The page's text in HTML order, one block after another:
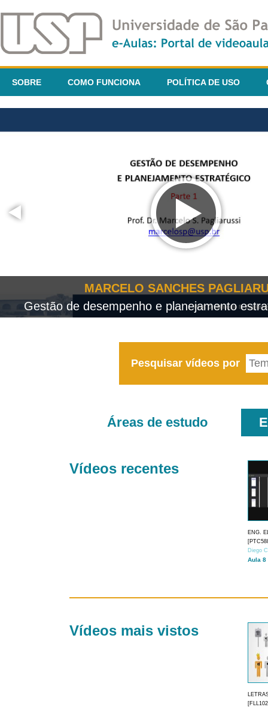
SOBRE COMO FUNCIONA POLÍTICA DE USO
MARCELO SANCHES
Gestão de desempenho e planejamento
Pesquisar vídeos por
Áreas de estudo
Vídeos recentes
ENG.
Diego
Aula 8
Vídeos mais vistos